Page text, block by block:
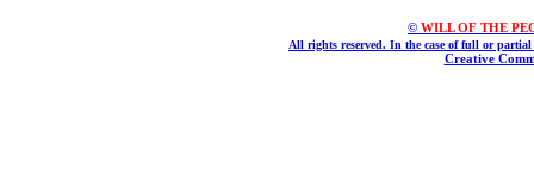
© WILL OF THE
All rights reserved. In the case of full or
Creative